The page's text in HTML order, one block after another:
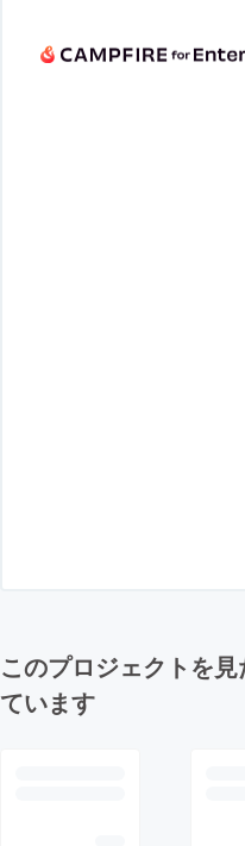
このプロジェクトを
ています